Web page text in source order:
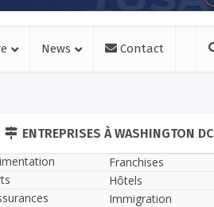
News Contact
ENTREPRISES À WASHINGTON DC
Franchises
Hôtels
Immigration